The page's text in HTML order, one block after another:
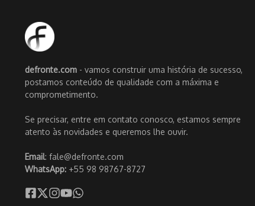
defronte.com - vamos construir uma história de sucesso,
postamos conteúdo de qualidade com a máxima e
comprometimento.
Se precisar, entre em contato conosco, estamos sempre
atento às novidades e queremos lhe ouvir.
Email: fale@defronte.com
WhatsApp: +55 98 98767-8727